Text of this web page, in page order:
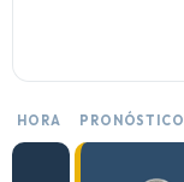
HORA PRONÓSTICO